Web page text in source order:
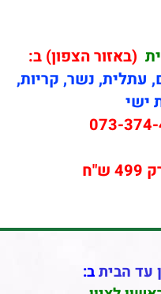
(באזור הצפון) ב:
עתלית, נשר, קריות,
ישי
073-
ש"ח
עד הביתב: